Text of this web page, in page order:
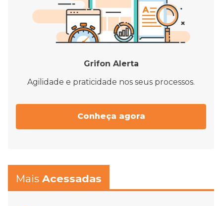
Grifon Alerta
Agilidade e praticidade nos seus processos.
Conheça agora
Mais Acessadas